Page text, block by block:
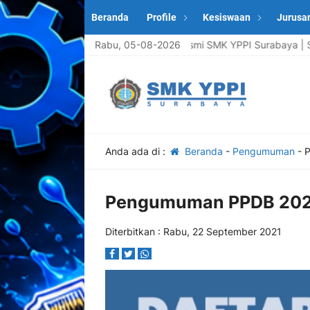
Beranda Profile Kesiswaan
Rabu, 05-08-2026
Selamat Datang di Website Resmi SMK YPPI Surabaya |
Anda ada di : Beranda - Pengumuman-
Pengumuman PPDB
Diterbitkan : Rabu, 22 September 2021